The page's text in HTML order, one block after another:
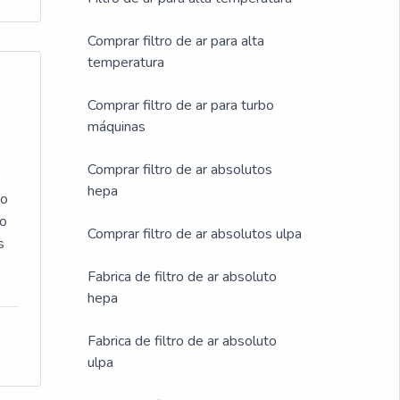
Comprar filtro de ar para alta
temperatura
Comprar filtro de ar para turbo
máquinas
Comprar filtro de ar absolutos
hepa
Comprar filtro de ar absolutos ulpa
Fabrica de filtro de ar absoluto
hepa
Fabrica de filtro de ar absoluto
ulpa